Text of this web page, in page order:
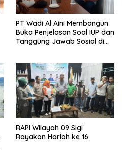
PT Wadi Al Aini Membangun
Buka Penjelasan Soal IUP dan
Tanggung Jawab Sosial di
RAPI Wilayah 09 Sigi
Rayakan Harlah ke 16